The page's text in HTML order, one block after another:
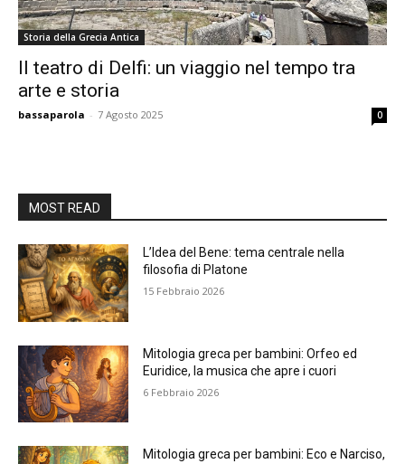
Storia della Grecia Antica
Il teatro di Delfi: un viaggio nel tempo tra
arte e storia
bassaparola - 7 Agosto 2025 0
MOST READ
L’Idea del Bene: tema centrale nella
filosofia di Platone
15 Febbraio 2026
Mitologia greca per bambini: Orfeo ed
Euridice, la musica che apre i cuori
6 Febbraio 2026
Mitologia greca per bambini: Eco e Narciso,